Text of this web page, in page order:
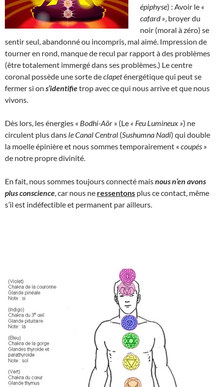
épiphyse) : Avoir le «
cafard » , broyer du
noir (moral à zéro) se
sentir seul, abandonné ou incompris, mal aimé. Impression de
tourner en rond, manque de recul par rapport à des problèmes
(être totalement immergé dans ses problèmes.) Le centre
coronal possède une sorte declapeténergétique qui peut se
fermer si on s’identifietrop avec ce qui nous arrive et que nous
vivons.
Dès lors, les énergies « Bodhi-Aôr » (Le « Feu Lumineux ») ne
circulent plus dans le Canal Central (Sushumna Nadi) qui double
la moelle épinière et nous sommes temporairement « coupés »
de notre propre divinité.
En fait, nous sommes toujours connecté maisnous n’en avons
plus conscience , car nous ne ressentons plus ce contact, même
s’il est indéfectible et permanent par ailleurs.